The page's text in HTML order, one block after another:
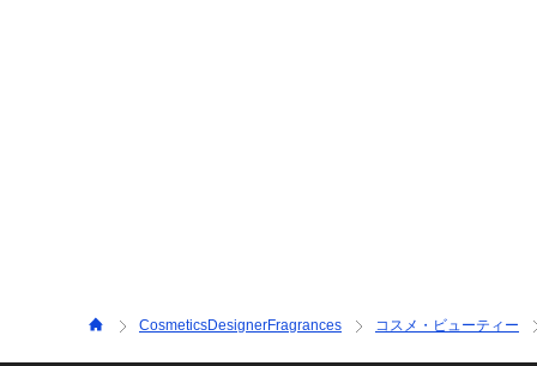
CosmeticsDesignerFragrances コスメ・ビューティー